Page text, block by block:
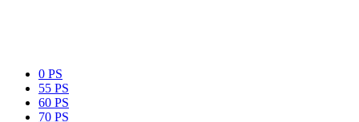
0 PS
55 PS
60 PS
70 PS